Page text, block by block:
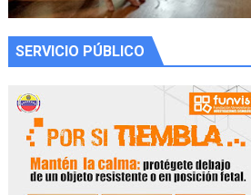
SERVICIO PÚBLICO